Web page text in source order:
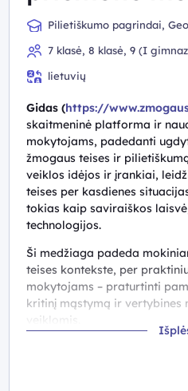
Pilietiškumo pagrindai,
7 klasė, 8 klasė, 9 (I
lietuvių
Gidas (https://
skaitmeninė platforma ir
mokytojams, padedanti
žmogaus teises ir
veiklos idėjos ir įrankiai,
teises per kasdienes
tokias kaip saviraiškos
technologijos.
Ši medžiaga padeda
teises kontekste, per
mokytojams – praturtinti
kritinį mąstymą ir vertybines
Geografija (7–IV